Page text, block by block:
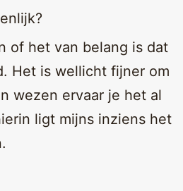
of het van belang is dat
Het is wellicht fijner om
wezen ervaar je het al
ligt mijns inziens het